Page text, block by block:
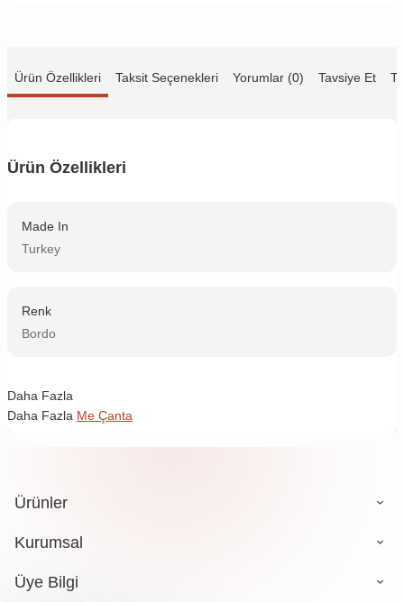
Ürün Özellikleri Taksit Seçenekleri Yorumlar (0) Tavsiye Et
Ürün Özellikleri
Made In
Turkey
Renk
Bordo
Daha Fazla
Daha Fazla Me Çanta
Ürünler
Kurumsal
Üye Bilgi